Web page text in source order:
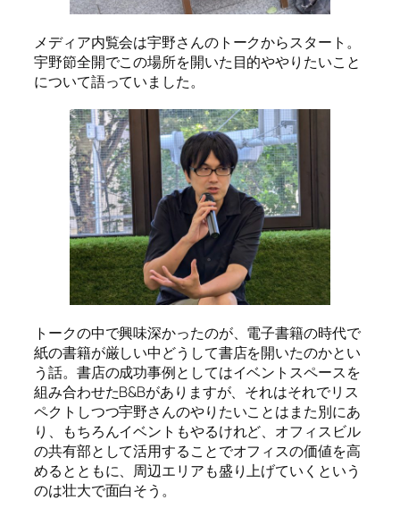
メディア内覧会は宇野さんのトークからスタート。
宇野節全開でこの場所を開いた目的ややりたいこと
について語っていました。
トークの中で興味深かったのが、電子書籍の時代で
紙の書籍が厳しい中どうして書店を開いたのかとい
う話。書店の成功事例としてはイベントスペースを
組み合わせたB&Bがありますが、それはそれでリス
ペクトしつつ宇野さんのやりたいことはまた別にあ
り、もちろんイベントもやるけれど、オフィスビル
の共有部として活用することでオフィスの価値を高
めるとともに、周辺エリアも盛り上げていくという
のは壮大で面白そう。